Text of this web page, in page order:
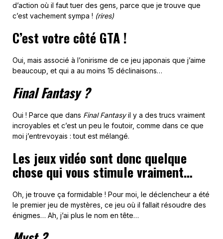
d’action où il faut tuer des gens, parce que je trouve que
c’est vachement sympa ! (rires)
C’est votre côté GTA !
Oui, mais associé à l’onirisme de ce jeu japonais que j’aime
beaucoup, et qui a au moins 15 déclinaisons…
Final Fantasy ?
Oui ! Parce que dans Final Fantasyil y a des trucs vraiment
incroyables et c’est un peu le foutoir, comme dans ce que
moi j’entrevoyais : tout est mélangé.
Les jeux vidéo sont donc quelque
chose qui vous stimule vraiment…
Oh, je trouve ça formidable ! Pour moi, le déclencheur a été
le premier jeu de mystères, ce jeu où il fallait résoudre des
énigmes… Ah, j’ai plus le nom en tête…